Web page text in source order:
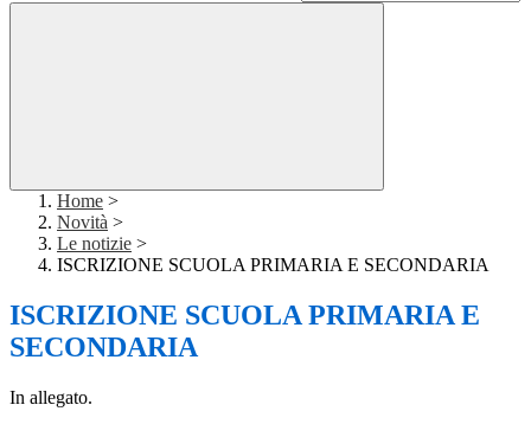
Home >
Novità >
Le notizie >
ISCRIZIONE SCUOLA PRIMARIA E SECONDARIA
ISCRIZIONE SCUOLA PRIMARIA E
SECONDARIA
In allegato.